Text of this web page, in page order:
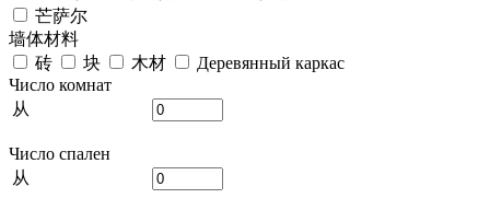
芒萨尔
墙体材料
砖
块 木材
Деревянный каркас
Число комнат
从
Число спален
从